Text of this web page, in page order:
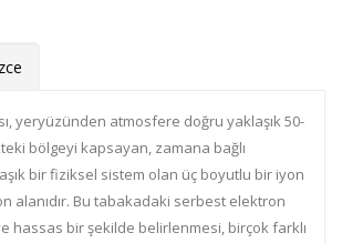
yeryüzünden atmosfere doğru yaklaşık 50-
bölgeyi kapsayan, zamana bağlı
bir fiziksel sistem olan üç boyutlu bir iyon
alanıdır. Bu tabakadaki serbest elektron
hassas bir şekilde belirlenmesi, birçok farklı